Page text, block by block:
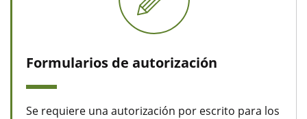
Formularios de autorización
Se requiere una autorización por escrito para los